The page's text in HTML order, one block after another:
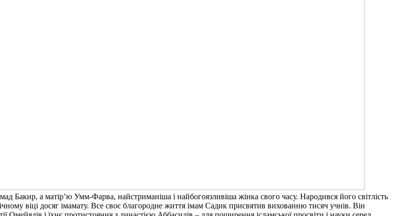
Бакир, а матір’ю Умм-Фарва, найстриманіша і найбогоязливіша жінка свого часу. Народився його світлість
віці досяг імамату. Все своє благородне життя імам Садик присвятив вихованню тисяч учнів. Він